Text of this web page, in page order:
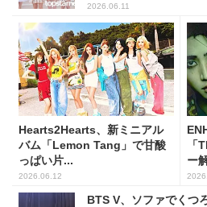
2026.06.11
Hearts2Hearts、新ミニアル
バム「Lemon Tang」で甘酸
っぱい片...
2026.06.12
「
ー
BTS V、ソファでくつ